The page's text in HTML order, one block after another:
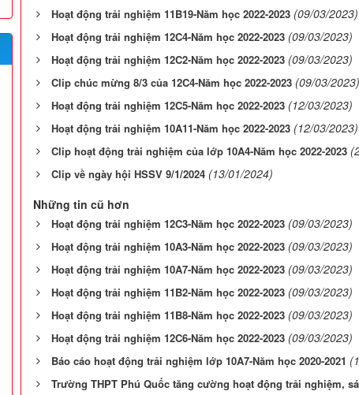
Hoạt động trải nghiệm 11B19-Năm học 2022-2023 (09/03/2023)
Hoạt động trải nghiệm 12C4-Năm học 2022-2023 (09/03/2023)
Hoạt động trải nghiệm 12C2-Năm học 2022-2023 (09/03/2023)
Clip chúc mừng 8/3 của 12C4-Năm học 2022-2023 (09/03/2023)
Hoạt động trải nghiệm 12C5-Năm học 2022-2023 (12/03/2023)
Hoạt động trải nghiệm 10A11-Năm học 2022-2023 (12/03/2023)
Clip hoạt động trải nghiệm của lớp 10A4-Năm học 2022-2023
Clip về ngày hội HSSV 9/1/2024 (13/01/2024)
Những tin cũ hơn
Hoạt động trải nghiệm 12C3-Năm học 2022-2023 (09/03/2023)
Hoạt động trải nghiệm 10A3-Năm học 2022-2023 (09/03/2023)
Hoạt động trải nghiệm 10A7-Năm học 2022-2023 (09/03/2023)
Hoạt động trải nghiệm 11B2-Năm học 2022-2023 (09/03/2023)
Hoạt động trải nghiệm 11B8-Năm học 2022-2023 (09/03/2023)
Hoạt động trải nghiệm 12C6-Năm học 2022-2023 (09/03/2023)
Báo cáo hoạt động trải nghiệm lớp 10A7-Năm học 2020-2021
Trường THPT Phú Quốc tăng cường hoạt động trải nghiệm,